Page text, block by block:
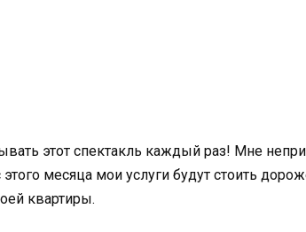
этот спектакль каждый раз! Мне
месяца мои услуги будут стоить
квартиры.